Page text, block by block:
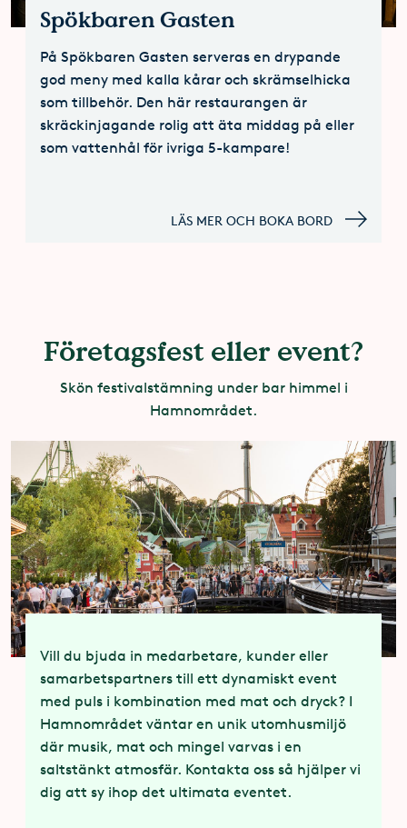
Spökbaren Gasten
På Spökbaren Gasten serveras en drypande
god meny med kalla kårar och skrämselhicka
som tillbehör. Den här restaurangen är
skräckinjagande rolig att äta middag på eller
som vattenhål för ivriga 5-kampare!
LÄS MER OCH BOKA BORD
Företagsfest eller event?
Skön festivalstämning under bar himmel i
Hamnområdet.
Vill du bjuda in medarbetare, kunder eller
samarbetspartners till ett dynamiskt event
med puls i kombination med mat och dryck? I
Hamnområdet väntar en unik utomhusmiljö
där musik, mat och mingel varvas i en
saltstänkt atmosfär. Kontakta oss så hjälper vi
dig att sy ihop det ultimata eventet.